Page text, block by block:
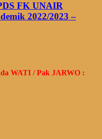
FK UNAIR
2022/2023 –
WATI / Pak JARWO :